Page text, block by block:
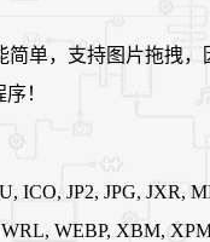
简单，支持图片拖拽
！
ICO, JP2, JPG, JXR,
WEBP, XBM, XPM